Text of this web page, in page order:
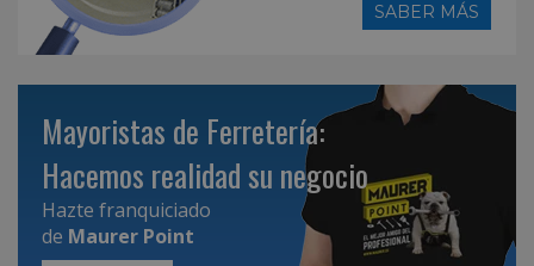
SABER MÁS
Mayoristas de Ferretería:
Hacemos realidad su negocio
Hazte franquiciado
de Maurer Point